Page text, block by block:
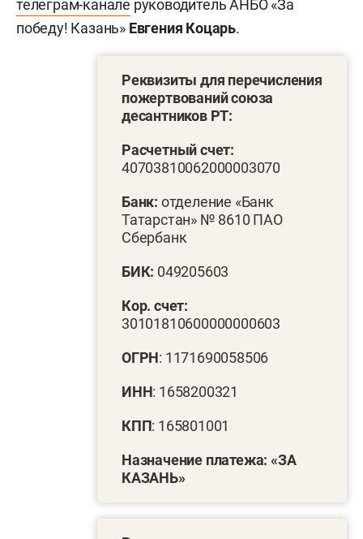
телеграм-канале руководитель АНБО «За
победу! Казань» Евгения Коцарь.
Реквизиты для перечисления
пожертвований союза
десантников РТ:
Расчетный счет:
40703810062000003070
Банк: отделение «Банк
Татарстан» № 8610 ПАО
Сбербанк
БИК: 049205603
Кор. счет:
30101810600000000603
ОГРН: 1171690058506
ИНН: 1658200321
КПП: 165801001
Назначение платежа: «ЗА
КАЗАНЬ»